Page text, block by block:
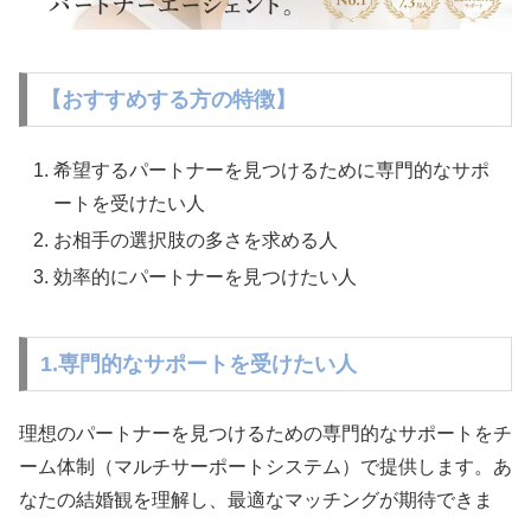
【おすすめする方の特徴】
希望するパートナーを見つけるために専門的なサポ
ートを受けたい人
お相手の選択肢の多さを求める人
効率的にパートナーを見つけたい人
1.専門的なサポートを受けたい人
理想のパートナーを見つけるための専門的なサポートをチ
ーム体制（マルチサーポートシステム）で提供します。あ
なたの結婚観を理解し、最適なマッチングが期待できま